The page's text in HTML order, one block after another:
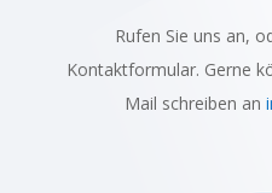
Rufen Sie uns an,
Kontaktformular. Gerne
Mail schreiben an